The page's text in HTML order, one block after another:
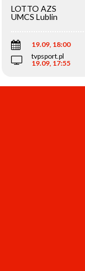
LOTTO AZS
UMCS Lublin
19.09, 18:00
tvpsport.pl
19.09, 17:55